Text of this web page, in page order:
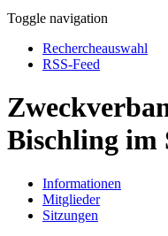
Toggle navigation
Rechercheauswahl
RSS-Feed
Bischling im
Informationen
Mitglieder
Sitzungen